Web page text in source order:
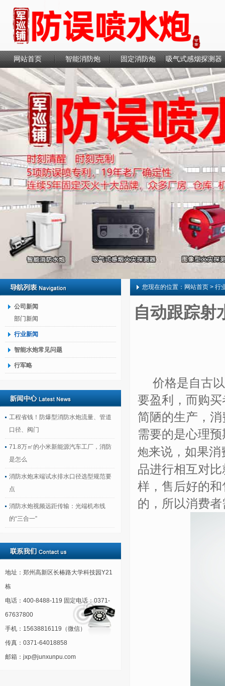
网站首页 智能消防炮 固定消防炮 吸气式感烟探测器
联系我们
公司新闻
部门新闻
行业新闻
智能水炮常见问题
行军略
工程省钱！防爆型消防水炮流量、管道
口径、阀门
71.8万㎡的小米新能源汽车工厂，消防
是怎么
消防水炮末端试水排水口径选型规范要
点
消防水炮视频远距传输：光端机布线
的“三合一”
地址：郑州高新区长椿路大学科技园Y21
栋
电话：400-8488-119 固定电话：0371-
67637800
手机：15638816119（微信）
传真：0371-64018858
邮箱：jxp@junxunpu.com
您现在的位置： 网站首页 > 行
自动跟踪射
价格是自古以
要盈利，而购
简陋的生产，
需要的是心理
炮来说，如果
品进行相互对
样，售后好的
的，所以消费